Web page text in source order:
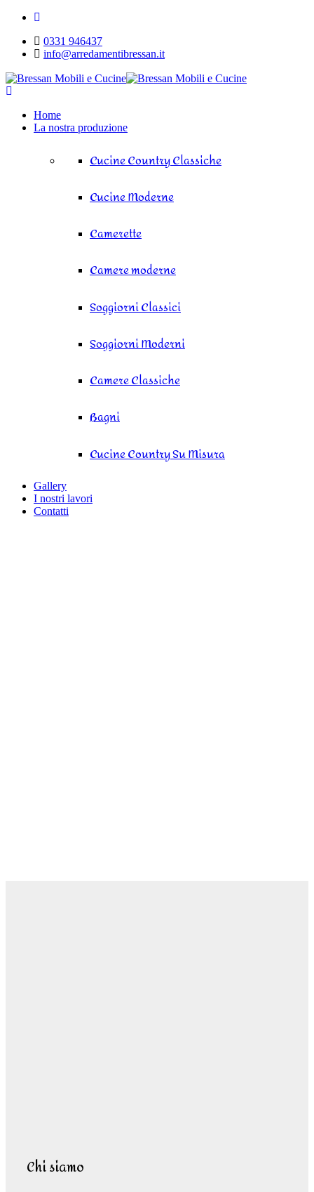
0331 946437
info@arredamentibressan.it
Home
La nostra produzione
Cucine Country Classiche
Cucine Moderne
Camerette
Camere moderne
Soggiorni Classici
Soggiorni Moderni
Camere Classiche
Bagni
Cucine Country Su Misura
Gallery
I nostri lavori
Contatti
Chi siamo